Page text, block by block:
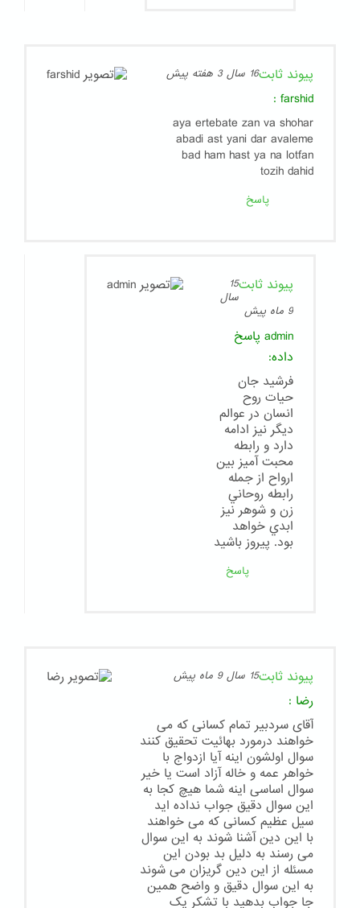
پیوند ثابت16 سال 3 هفته پیش
farshid
:
aya ertebate zan va shohar
abadi ast yani dar avaleme
bad ham hast ya na lotfan
tozih dahid
پاسخ
پیوند ثابت15
سال
9 ماه پیش
admin پاسخ
داده:
فرشيد جان
حيات روح
انسان در عوالم
ديگر نيز ادامه
دارد و رابطه
محبت آميز بين
ارواح از جمله
رابطه روحاني
زن و شوهر نيز
ابدي خواهد
بود. پيروز باشيد
پاسخ
پیوند ثابت15 سال 9 ماه پیش
رضا :
آقای سردبیر تمام کسانی که می
خواهند درمورد بهائیت تحقیق کنند
سوال اولشون اینه آیا ازدواج با
خواهر عمه و خاله آزاد است یا خیر
سوال اساسی اینه شما هیچ کجا به
این سوال دقیق جواب نداده اید
سیل عظیم کسانی که می خواهند
با این دین آشنا شوند به این سوال
می رسند به دلیل بد بودن این
مسئله از این دین گریزان می شوند
به این سوال دقیق و واضح همین
جا جواب بدهید با تشکر یک